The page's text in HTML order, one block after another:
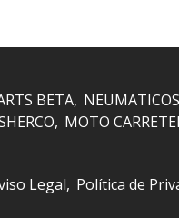
BETA NEUMATICOS
MOTO
Legal Política de